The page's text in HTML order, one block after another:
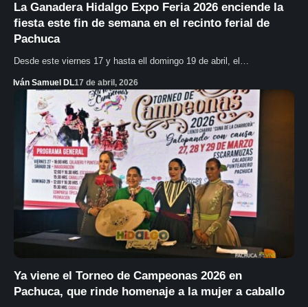
La Ganadera Hidalgo Expo Feria 2026 enciende la
fiesta este fin de semana en el recinto ferial de
Pachuca
Desde este viernes 17 y hasta ell domingo 19 de abril, el…
Iván Samuel DL17 de abril, 2026
Ya viene el Torneo de Campeonas 2026 en
Pachuca, que rinde homenaje a la mujer a caballo